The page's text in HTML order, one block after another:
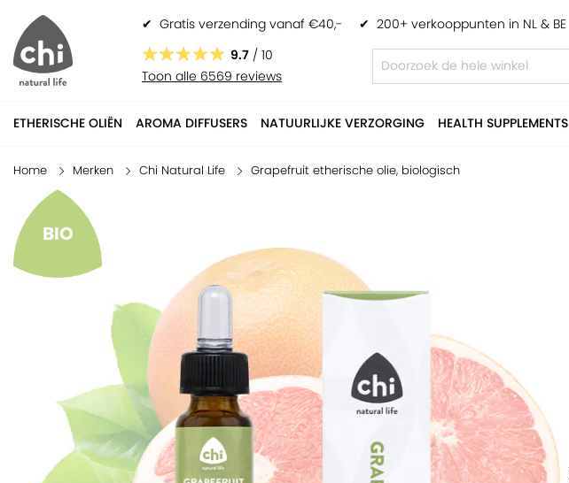
✔ Gratis verzending vanaf €40,- ✔ 200+ verkooppunten in NL & BE
9.7 / 10
Toon alle 6569 reviews
ETHERISCHE OLIËN AROMA DIFFUSERS NATUURLIJKE VERZORGING HEALTH SUPPLEMENTS
Home Merken Chi Natural Life Grapefruit etherische olie, biologisch
BIO
Grapefruit etherische olie, biologisch